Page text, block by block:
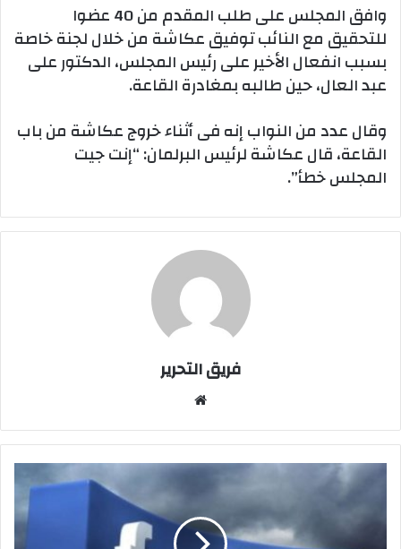
وافق المجلس على طلب المقدم من 40 عضوا
للتحقيق مع النائب توفيق عكاشة من خلال لجنة خاصة
بسبب انفعال الأخير على رئيس المجلس، الدكتور على
عبد العال، حين طالبه بمغادرة القاعة.
وقال عدد من النواب إنه فى أثناء خروج عكاشة من باب
القاعة، قال عكاشة لرئيس البرلمان: “إنت جيت
المجلس خطأ”.
فريق التحرير
الفيسبوك
المقالات